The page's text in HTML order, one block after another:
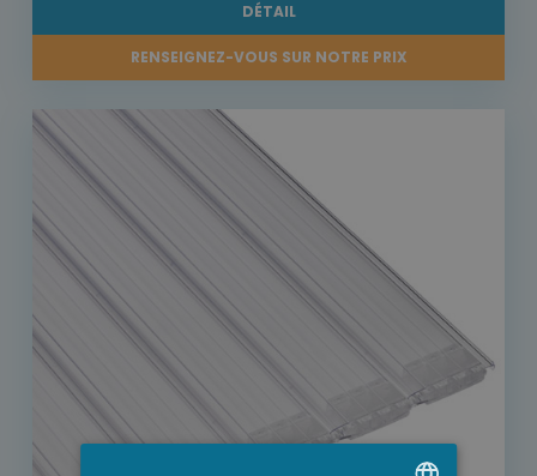
DÉTAIL
RENSEIGNEZ-VOUS SUR NOTRE PRIX